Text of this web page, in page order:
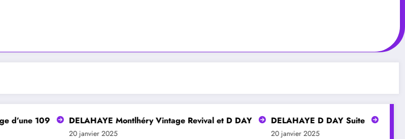
109 DELAHAYE Montlhéry Vintage Revival et D DAY
20 janvier 2025
DELAHAYE D DAY Suite
20 janvier 2025